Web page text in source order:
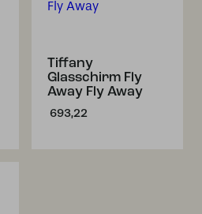
Tiffany
Glasschirm Fly
Away Fly Away
693,22